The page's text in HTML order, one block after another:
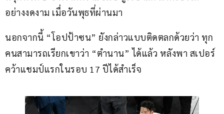
อย่างงดงาม เมื่อวันพุธที่ผ่านมา
นอกจากนี้ “โอปป้าซน” ยังกล่าวแบบติดตลกด้วยว่า ทุก
คนสามารถเรียกเขาว่า “ตำนาน” ได้แล้ว หลังพา สเปอร์
คว้าแชมป์แรกในรอบ 17 ปีได้สำเร็จ